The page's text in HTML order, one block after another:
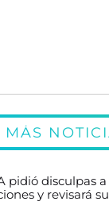
MÁS
pidió disculpas a
y revisará